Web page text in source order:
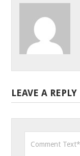
LEAVE A REPLY